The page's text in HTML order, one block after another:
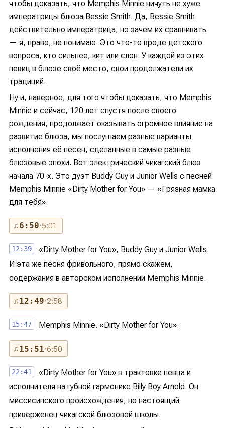
чтобы доказать, что Memphis Minnie ничуть не хуже
императрицы блюза Bessie Smith. Да, Bessie Smith
действительно императрица, но зачем их сравнивать
— я, право, не понимаю. Это что-то вроде детского
вопроса, кто сильнее, кит или слон. У каждой из этих
певиц в блюзе своё место, свои продолжатели их
традиций.
Ну и, наверное, для того чтобы доказать, что Memphis
Minnie и сейчас, 120 лет спустя после своего
рождения, продолжает оказывать огромное влияние на
развитие блюза, мы послушаем разные варианты
исполнения её песен, сделанные в самые разные
блюзовые эпохи. Вот электрический чикагский блюз
начала 70-х. Это дуэт Buddy Guy и Junior Wells с песней
Memphis Minnie «Dirty Mother for You» — «Грязная мамка
для тебя».
♫6:50· 5:01
12:39
«Dirty Mother for You», Buddy Guy и Junior Wells.
И эта же песня фривольного, прямо скажем,
содержания в авторском исполнении Memphis Minnie.
♫12:49· 2:58
15:47 Memphis Minnie. «Dirty Mother for You».
♫15:51· 6:50
22:41
«Dirty Mother for You» в трактовке певца и
исполнителя на губной гармонике Billy Boy Arnold. Он
миссисипского происхождения, но настоящий
приверженец чикагской блюзовой школы.